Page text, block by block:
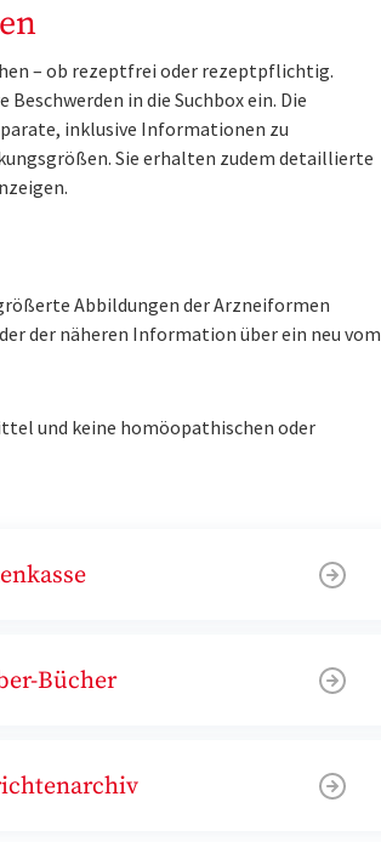
– ob rezeptfrei oder rezeptpflichtig.
in die Suchbox ein. Die
inklusive Informationen zu
Sie erhalten zudem detaillierte
Abbildungen der Arzneiformen
der näheren Information über ein neu vom
und keine homöopathischen oder
Bücher